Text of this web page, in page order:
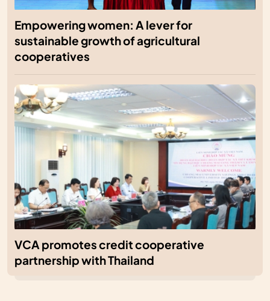
Empowering women: A lever for
sustainable growth of agricultural
cooperatives
VCA promotes credit cooperative
partnership with Thailand